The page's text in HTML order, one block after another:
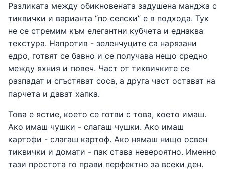
Разликата между обикновената задушена манджа с
тиквички и варианта “по селски” е в подхода. Тук
не се стремим към елегантни кубчета и еднаква
текстура. Напротив - зеленчуците са нарязани
едро, готвят се бавно и се получава нещо средно
между яхния и гювеч. Част от тиквичките се
разпадат и сгъстяват соса, а друга част остават на
парчета и дават хапка.
Това е ястие, което се готви с това, което имаш.
Ако имаш чушки - слагаш чушки. Ако имаш
картофи - слагаш картоф. Ако нямаш нищо освен
тиквички и домати - пак става невероятно. Именно
тази простота го прави перфектно за всеки ден.